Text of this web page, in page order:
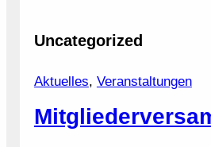
Uncategorized
Aktuelles, Veranstaltungen